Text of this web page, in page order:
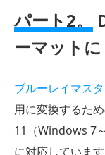
パート2。
ーマット
ブルーレイマス
用に変換するた
11（Windows 7
に対応していま